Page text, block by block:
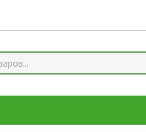
ЦИНК